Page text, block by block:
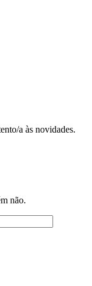
a às novidades.
não.